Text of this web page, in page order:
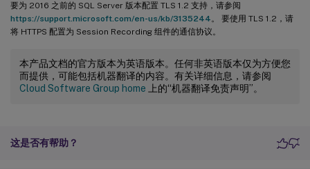
要为 2016 之前的 SQL Server 版本配置 TLS 1.2 支持，请参阅
https://support.microsoft.com/en-us/kb/3135244。 要使用 TLS 1.2，请
将 HTTPS 配置为 Session Recording 组件的通信协议。
本产品文档的官方版本为英语版本。任何非英语版本仅为方便您
而提供，可能包括机器翻译的内容。有关详细信息，请参阅
Cloud Software Group home 上的“机器翻译免责声明”。
这是否有帮助？